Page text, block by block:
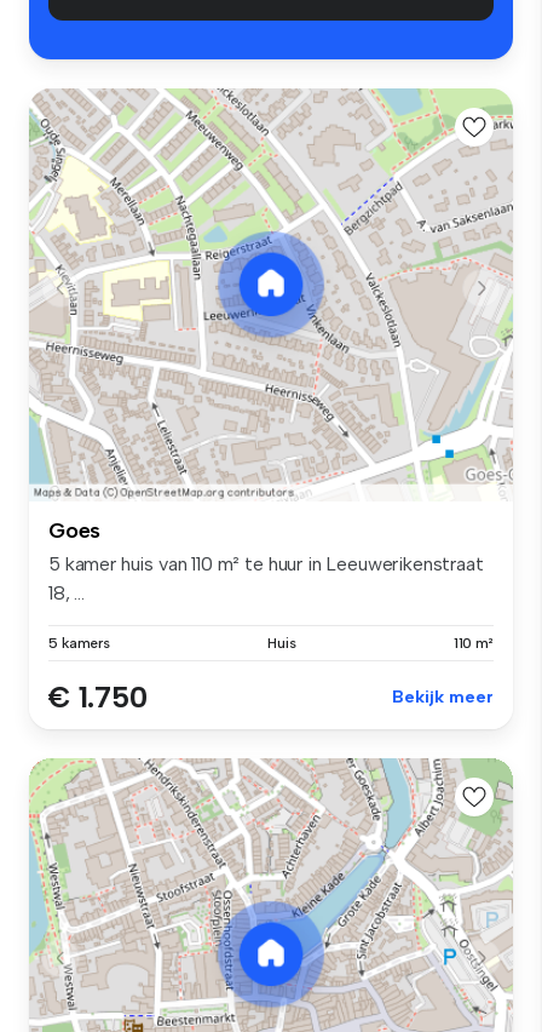
Goes
5 kamer huis van 110 m² te huur in Leeuwerikenstraat
18, ...
5 kamers Huis 110 m²
€ 1.750 Bekijk meer